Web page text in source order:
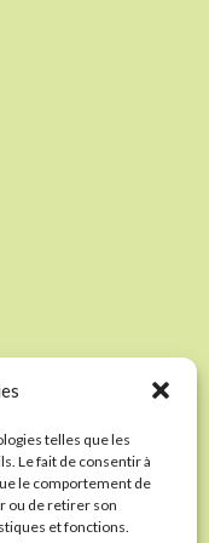
telles que les
Le fait de consentir à
le comportement de
ou de retirer son
et fonctions.